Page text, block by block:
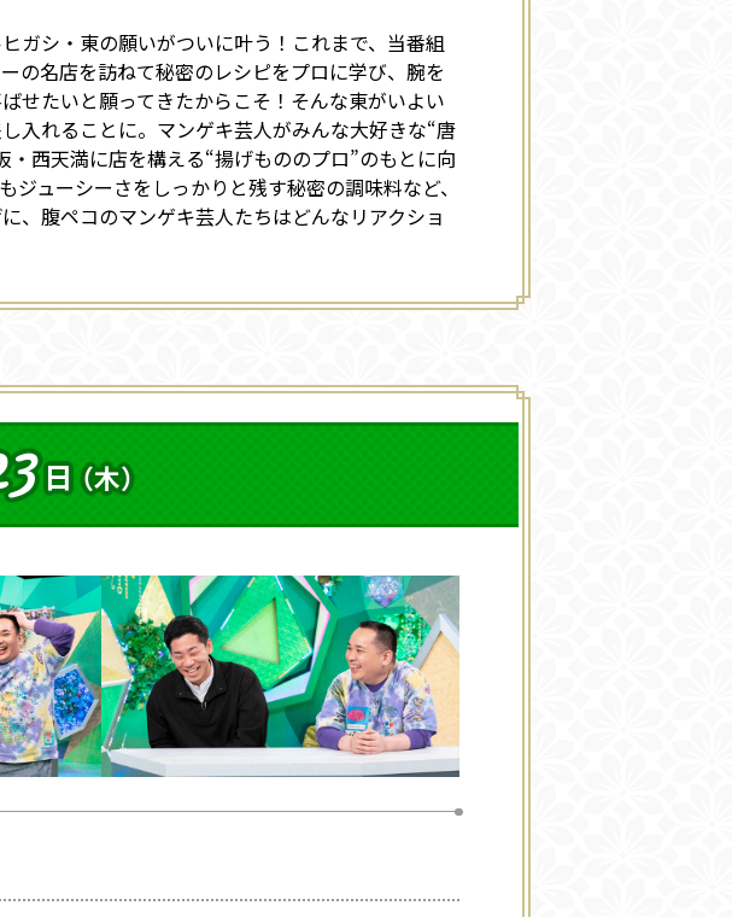
ガシ・東の願いがついに叶う！これまで、当番組
の名店を訪ねて秘密のレシピをプロに学び、腕を
せたいと願ってきたからこそ！そんな東がいよい
入れることに。マンゲキ芸人がみんな大好きな“唐
西天満に店を構える“揚げもののプロ”のもとに向
ューシーさをしっかりと残す秘密の調味料など、
、腹ペコのマンゲキ芸人たちはどんなリアクショ
日（木）